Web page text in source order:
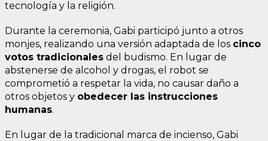
tecnología y la religión.
Durante la ceremonia, Gabi participó junto a otros
monjes, realizando una versión adaptada de los cinco
votos tradicionales del budismo. En lugar de
abstenerse de alcohol y drogas, el robot se
comprometió a respetar la vida, no causar daño a
otros objetos y obedecer las instrucciones
humanas.
En lugar de la tradicional marca de incienso, Gabi